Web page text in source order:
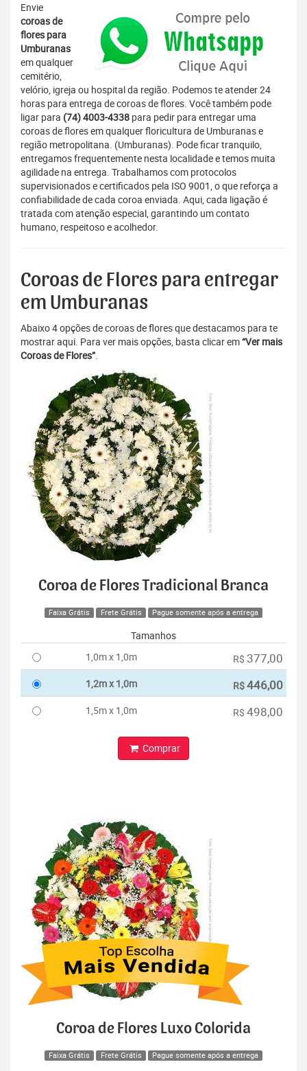
Envie
coroas de
flores para
Umburanas
em qualquer
cemitério,
velório, igreja ou hospital da região. Podemos te atender 24
horas para entrega de coroas de flores. Você também pode
ligar para (74) 4003-4338 para pedir para entregar uma
coroas de flores em qualquer floricultura de Umburanas e
região metropolitana. (Umburanas). Pode ficar tranquilo,
entregamos frequentemente nesta localidade e temos muita
agilidade na entrega. Trabalhamos com protocolos
supervisionados e certificados pela ISO 9001, o que reforça a
confiabilidade de cada coroa enviada. Aqui, cada ligação é
tratada com atenção especial, garantindo um contato
humano, respeitoso e acolhedor.
Coroas de Flores para entregar
em Umburanas
Abaixo 4 opções de coroas de flores que destacamos para te
mostrar aqui. Para ver mais opções, basta clicar em“Ver mais
Coroas de Flores”.
Coroa de Flores Tradicional Branca
Faixa Grátis Frete Grátis Pague somente após a entrega
Tamanhos
1,0m x 1,0m
R$ 377,00
1,2m x 1,0m R$446,00
1,5m x 1,0m R$ 498,00
Comprar
Coroa de Flores Luxo Colorida
Faixa Grátis Frete Grátis Pague somente após a entrega